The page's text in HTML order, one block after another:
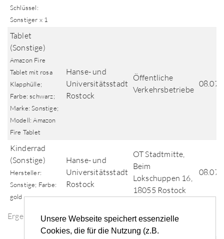
Unsere Webseite speichert essenzielle
Cookies, die für die Nutzung (z.B.
Ergebnisse der Fundsuche
Schlüssel:
Sonstiger x 1
Tablet
(Sonstige)
Amazon Fire
Tablet mit rosa
Klapphülle;
Farbe: schwarz;
Marke: Sonstige;
Modell: Amazon
Fire Tablet
Hanse- und
Universitätsstadt
Rostock
Öffentliche
Verkehrsbetriebe
Kinderrad
(Sonstige)
Hersteller:
Sonstige; Farbe:
gold
Hanse- und
Universitätsstadt
Rostock
OT Stadtmitte,
Beim
Lokschuppen 16,
18055 Rostock